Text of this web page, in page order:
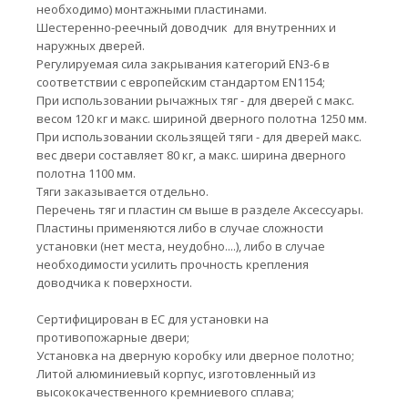
необходимо) монтажными пластинами.
Шестеренно-реечный доводчик для внутренних и
наружных дверей.
Регулируемая сила закрывания категорий EN3-6 в
соответствии с европейским стандартом EN1154;
При использовании рычажных тяг - для дверей с макс.
весом 120 кг и макс. шириной дверного полотна 1250 мм.
При использовании скользящей тяги - для дверей макс.
вес двери составляет 80 кг, а макс. ширина дверного
полотна 1100 мм.
Тяги заказывается отдельно.
Перечень тяг и пластин см выше в разделе Аксессуары.
Пластины применяются либо в случае сложности
установки (нет места, неудобно....), либо в случае
необходимости усилить прочность крепления
доводчика к поверхности.
Сертифицирован в ЕС для установки на
противопожарные двери;
Установка на дверную коробку или дверное полотно;
Литой алюминиевый корпус, изготовленный из
высококачественного кремниевого сплава;